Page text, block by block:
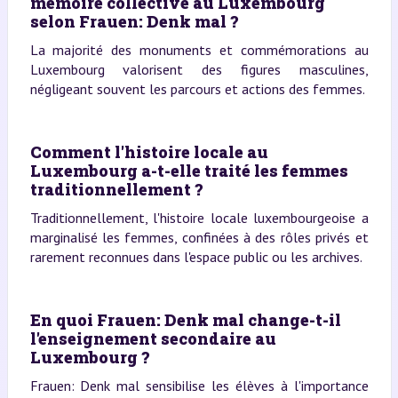
selon Frauen: Denk mal ?
La majorité des monuments et commémorations au
Luxembourg valorisent des figures masculines,
négligeant souvent les parcours et actions des femmes.
Comment l'histoire locale au
Luxembourg a-t-elle traité les femmes
traditionnellement ?
Traditionnellement, l'histoire locale luxembourgeoise a
marginalisé les femmes, confinées à des rôles privés et
rarement reconnues dans l'espace public ou les archives.
En quoi Frauen: Denk mal change-t-il
l'enseignement secondaire au
Luxembourg ?
Frauen: Denk mal sensibilise les élèves à l'importance